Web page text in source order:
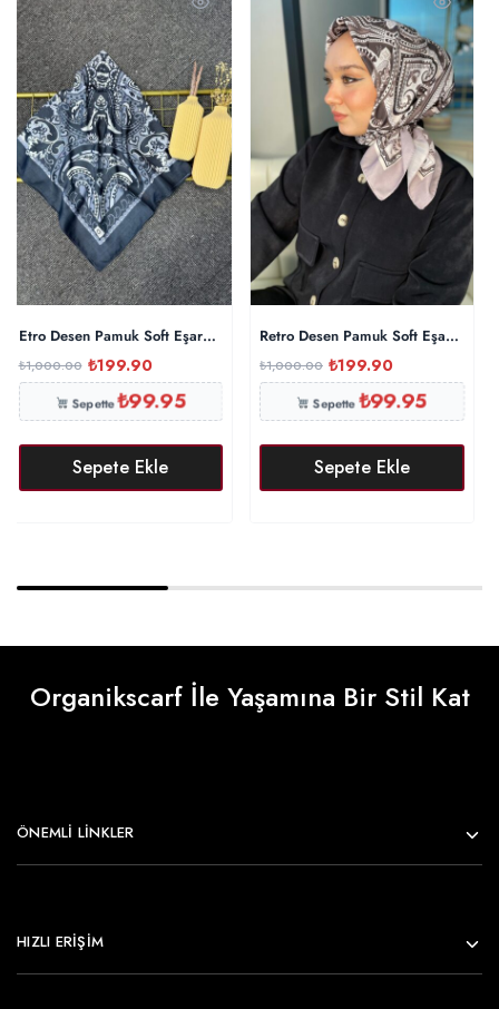
Etro Desen Pamuk Soft Eşarp 27091 -Duman Grisi
₺1,000.00 ₺199.90
Sepette₺99.95
Sepete Ekle
Retro Desen Pamuk Soft Eşarp
₺1,000.00 ₺199.90
Sepette₺99.95
Sepete Ekle
Organikscarf İle Yaşamına Bir Stil Kat
ÖNEMLI LINKLER
HIZLI ERİŞİM